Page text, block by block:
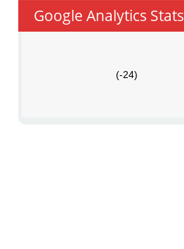
Google Analytics Stats
(-24)